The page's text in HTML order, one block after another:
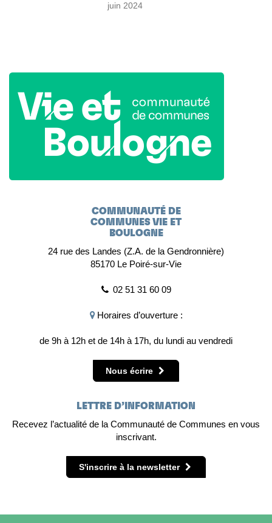
juin 2024
COMMUNAUTÉ DE
COMMUNES VIE ET
BOULOGNE
24 rue des Landes (Z.A. de la Gendronnière)
85170 Le Poiré-sur-Vie
02 51 31 60 09
Horaires d’ouverture :
de 9h à 12h et de 14h à 17h, du lundi au vendredi
Nous écrire
LETTRE D’INFORMATION
Recevez l’actualité de la Communauté de Communes en vous
inscrivant.
S'inscrire à la newsletter